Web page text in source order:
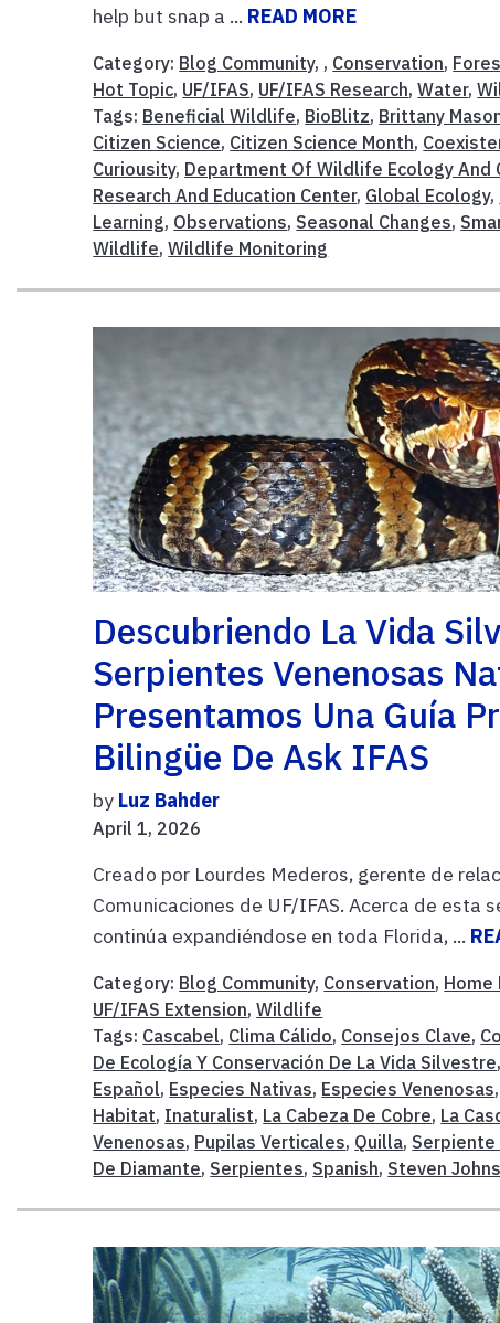
help but snap a ... READ MORE
Category: Blog Community, , Conservation,
Hot Topic, UF/IFAS, UF/IFAS Research,Water,
Tags: Beneficial Wildlife, BioBlitz, Brittany
Citizen Science, Citizen Science Month,
Curiousity, Department Of Wildlife Ecology And
Research And Education Center, Global Ecology,
Learning, Observations, Seasonal Changes,
Wildlife,Wildlife Monitoring
Descubriendo La Vida
Serpientes Venenosas
Presentamos Una Guía
Bilingüe De Ask IFAS
by Luz Bahder
April 1, 2026
Creado por Lourdes Mederos, gerente de
Comunicaciones de UF/IFAS. Acerca de esta
continúa expandiéndose en toda Florida, ...
Category: Blog Community, Conservation, Home
UF/IFAS Extension,Wildlife
Tags: Cascabel, Clima Cálido, Consejos Clave,
De Ecología Y Conservación De La Vida Silvestre,
Español, Especies Nativas, Especies Venenosas,
Habitat, Inaturalist, La Cabeza De Cobre, La
Venenosas, Pupilas Verticales, Quilla, Serpiente
De Diamante, Serpientes, Spanish, Steven